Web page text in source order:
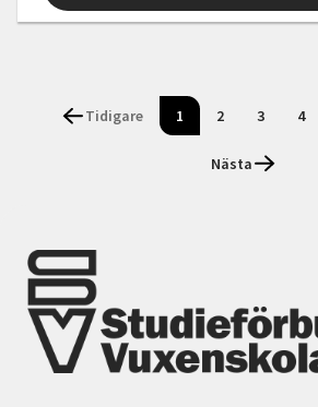
Tidigare 1 2 3 4
Nästa